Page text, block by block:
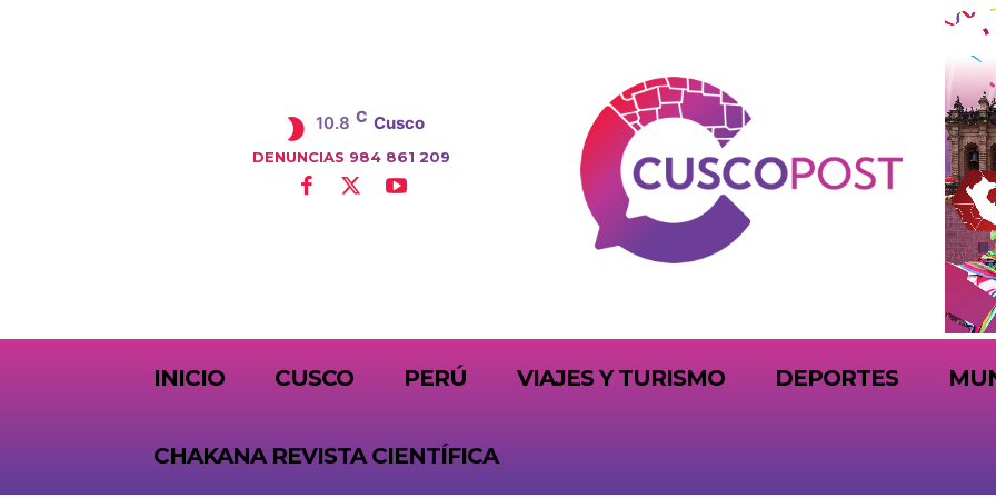
10.8 C Cusco
DENUNCIAS 984 861 209
INICIO CUSCO PERÚ VIAJES Y TURISMO DEPORTES
CHAKANA REVISTA CIENTÍFICA